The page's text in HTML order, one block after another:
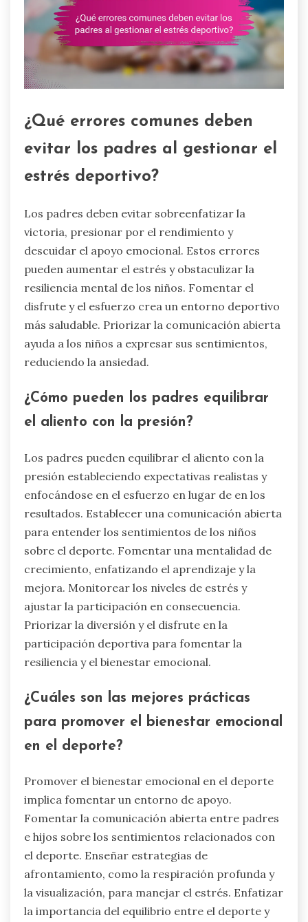
¿Qué errores comunes deben
evitar los padres al gestionar el
estrés deportivo?
Los padres deben evitar sobreenfatizar la
victoria, presionar por el rendimiento y
descuidar el apoyo emocional. Estos errores
pueden aumentar el estrés y obstaculizar la
resiliencia mental de los niños. Fomentar el
disfrute y el esfuerzo crea un entorno deportivo
más saludable. Priorizar la comunicación abierta
ayuda a los niños a expresar sus sentimientos,
reduciendo la ansiedad.
¿Cómo pueden los padres equilibrar
el aliento con la presión?
Los padres pueden equilibrar el aliento con la
presión estableciendo expectativas realistas y
enfocándose en el esfuerzo en lugar de en los
resultados. Establecer una comunicación abierta
para entender los sentimientos de los niños
sobre el deporte. Fomentar una mentalidad de
crecimiento, enfatizando el aprendizaje y la
mejora. Monitorear los niveles de estrés y
ajustar la participación en consecuencia.
Priorizar la diversión y el disfrute en la
participación deportiva para fomentar la
resiliencia y el bienestar emocional.
¿Cuáles son las mejores prácticas
para promover el bienestar emocional
en el deporte?
Promover el bienestar emocional en el deporte
implica fomentar un entorno de apoyo.
Fomentar la comunicación abierta entre padres
e hijos sobre los sentimientos relacionados con
el deporte. Enseñar estrategias de
afrontamiento, como la respiración profunda y
la visualización, para manejar el estrés. Enfatizar
la importancia del equilibrio entre el deporte y